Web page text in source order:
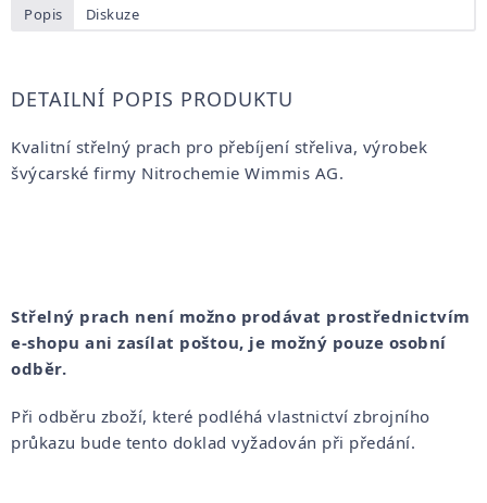
Popis Diskuze
DETAILNÍ POPIS PRODUKTU
Kvalitní střelný prach pro přebíjení střeliva, výrobek
švýcarské firmy Nitrochemie Wimmis AG.
Střelný prach není možno prodávat prostřednictvím
e-shopu ani zasílat poštou, je možný pouze osobní
odběr.
Při odběru zboží, které podléhá vlastnictví zbrojního
průkazu bude tento doklad vyžadován při předání.